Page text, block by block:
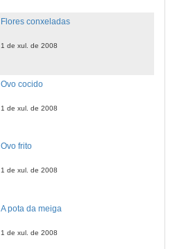
Flores conxeladas
1 de xul. de 2008
Ovo cocido
1 de xul. de 2008
Ovo frito
1 de xul. de 2008
A pota da meiga
1 de xul. de 2008